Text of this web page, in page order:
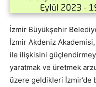
İzmir Büyükşehir
İzmir Akdeniz
ile ilişkisini
yaratmak ve üretmek
üzere geldikleri